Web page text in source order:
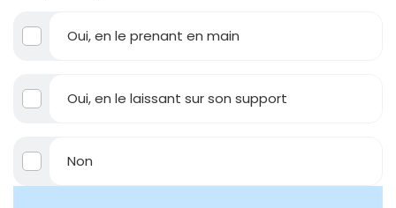
Oui, en le prenant en main
Oui, en le laissant sur son support
Non